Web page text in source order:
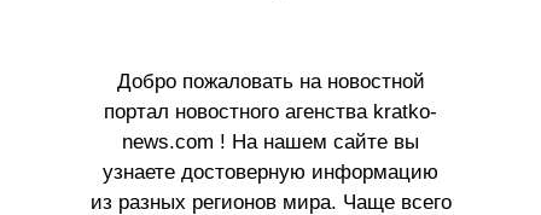
Добро пожаловать на новостной
портал новостного агенства kratko-
news.com ! На нашем сайте вы
узнаете достоверную информацию
из разных регионов мира. Чаще всего